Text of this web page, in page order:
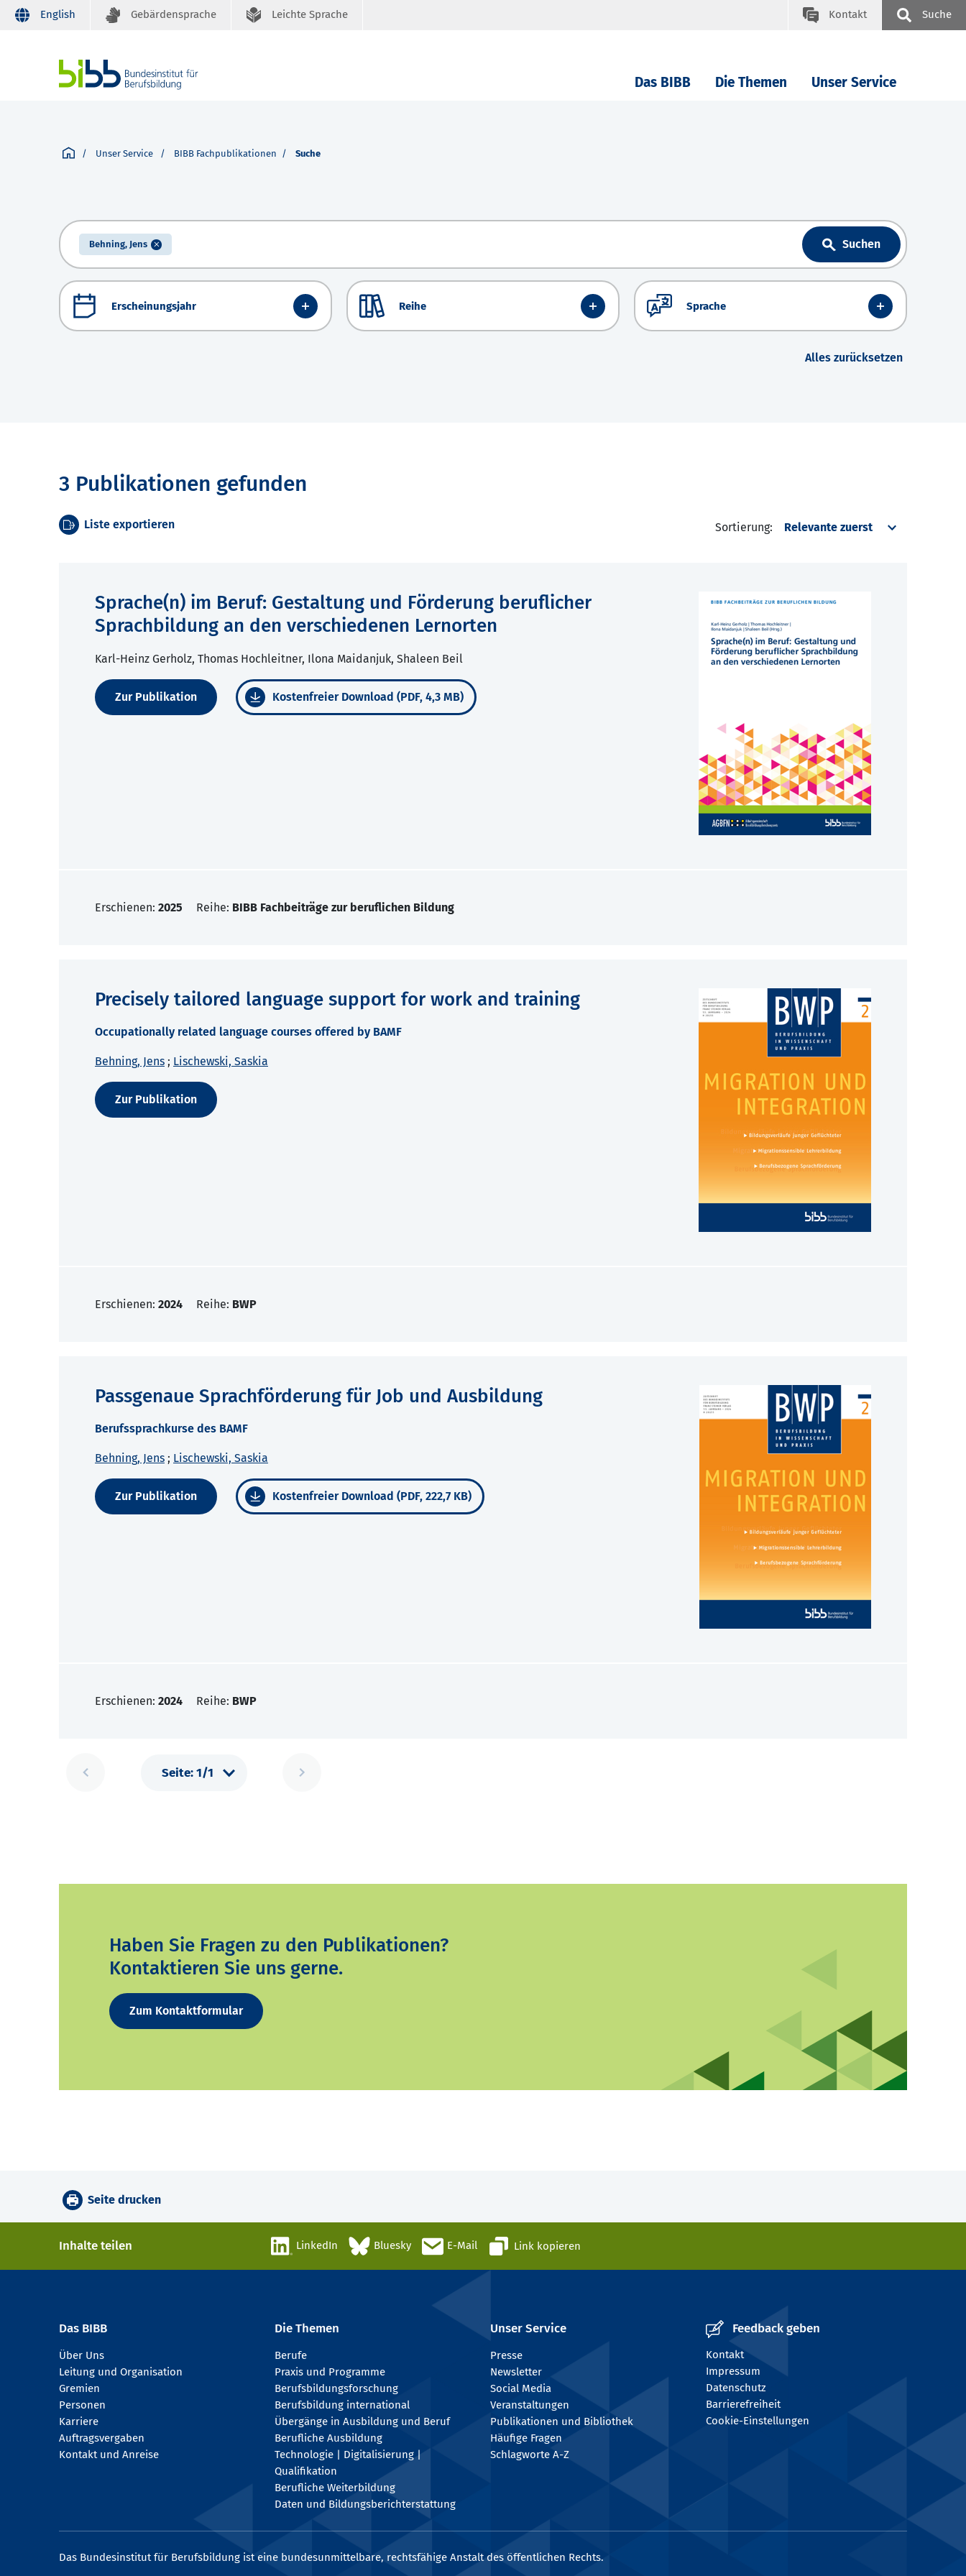
English Gebärdensprache Leichte Sprache Kontakt Suche
Das BIBB Die Themen Unser Service
Unser Service BIBB Fachpublikationen Suche
Behning, Jens Suchen
Erscheinungsjahr Reihe Sprache
Alles zurücksetzen
3 Publikationen gefunden
Liste exportieren Sortierung:
Sprache(n) im Beruf: Gestaltung und Förderung beruflicher
Sprachbildung an den verschiedenen Lernorten
Karl-Heinz Gerholz, Thomas Hochleitner, Ilona Maidanjuk, Shaleen Beil
Zur Publikation Kostenfreier Download (PDF, 4,3 MB)
Erschienen: 2025 Reihe: BIBB Fachbeiträge zur beruflichen Bildung
Precisely tailored language support for work and training
Occupationally related language courses offered by BAMF
Behning, Jens ; Lischewski, Saskia
Zur Publikation
Erschienen: 2024 Reihe: BWP
Passgenaue Sprachförderung für Job und Ausbildung
Berufssprachkurse des BAMF
Behning, Jens ; Lischewski, Saskia
Zur Publikation Kostenfreier Download (PDF, 222,7 KB)
Erschienen: 2024 Reihe: BWP
Haben Sie Fragen zu den Publikationen?
Kontaktieren Sie uns gerne.
Zum Kontaktformular
Seite drucken
Inhalte teilen LinkedIn Bluesky E-Mail Link kopieren
Das BIBB
Über Uns
Leitung und Organisation
Gremien
Personen
Karriere
Auftragsvergaben
Kontakt und Anreise
Die Themen
Berufe
Praxis und Programme
Berufsbildungsforschung
Berufsbildung international
Übergänge in Ausbildung und Beruf
Berufliche Ausbildung
Technologie | Digitalisierung |
Qualifikation
Berufliche Weiterbildung
Daten und Bildungsberichterstattung
Unser Service
Presse
Newsletter
Social Media
Veranstaltungen
Publikationen und Bibliothek
Häufige Fragen
Schlagworte A-Z
Feedback geben
Kontakt
Impressum
Datenschutz
Barrierefreiheit
Cookie-Einstellungen
Das Bundesinstitut für Berufsbildung ist eine bundesunmittelbare, rechtsfähige Anstalt des öffentlichen Rechts.